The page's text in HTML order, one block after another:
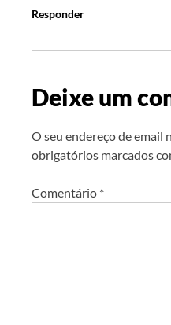
Responder
Deixe um
O seu endereço de email
obrigatórios marcados
Comentário *